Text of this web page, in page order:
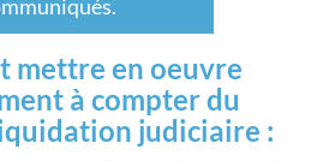
mettre en oeuvre
à compter du
judiciaire :